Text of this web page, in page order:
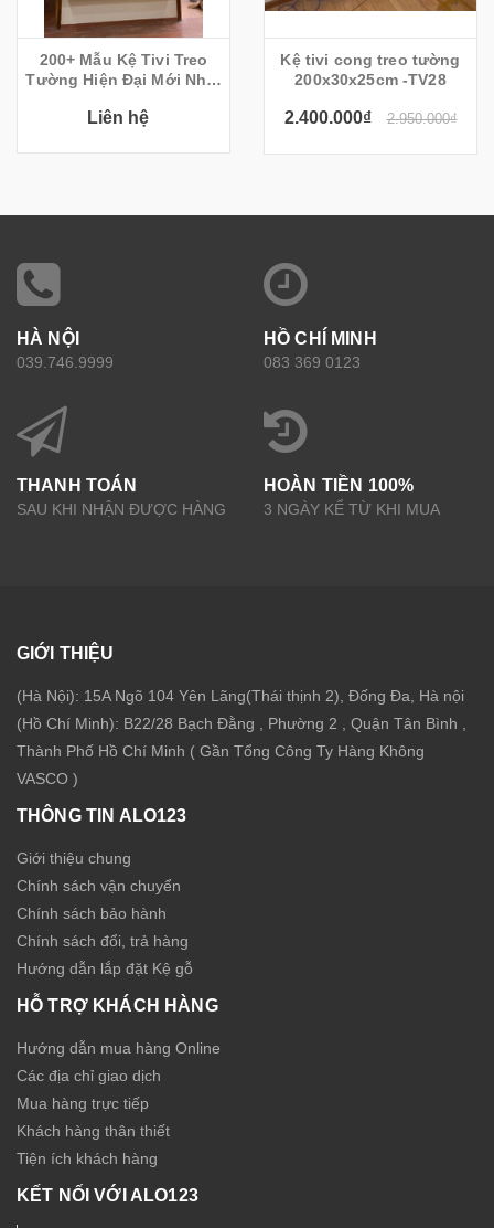
200+ Mẫu Kệ Tivi Treo
Tường Hiện Đại Mới Nhất
Liên hệ
Kệ tivi cong treo tường
200x30x25cm -TV28
2.400.000₫ 2.950.000₫
HÀ NỘI
039.746.9999
HỒ CHÍ MINH
083 369 0123
THANH TOÁN
SAU KHI NHẬN ĐƯỢC HÀNG
HOÀN TIỀN 100%
3 NGÀY KỂ TỪ KHI MUA
GIỚI THIỆU
(Hà Nội): 15A Ngõ 104 Yên Lãng(Thái thịnh 2), Đống Đa, Hà nội
(Hồ Chí Minh): B22/28 Bạch Đằng , Phường 2 , Quận Tân Bình ,
Thành Phố Hồ Chí Minh ( Gần Tổng Công Ty Hàng Không
VASCO )
THÔNG TIN ALO123
Giới thiệu chung
Chính sách vận chuyển
Chính sách bảo hành
Chính sách đổi, trả hàng
Hướng dẫn lắp đặt Kệ gỗ
HỖ TRỢ KHÁCH HÀNG
Hướng dẫn mua hàng Online
Các địa chỉ giao dịch
Mua hàng trực tiếp
Khách hàng thân thiết
Tiện ích khách hàng
KẾT NỐI VỚI ALO123